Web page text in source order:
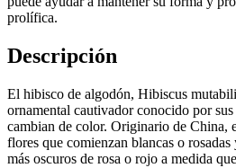
prolífica.
Descripción
El hibisco de algodón, Hibiscus
ornamental cautivador conocido por
cambian de color. Originario de China,
flores que comienzan blancas o
más oscuros de rosa o rojo a medida